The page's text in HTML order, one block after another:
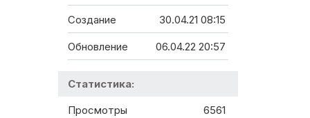
Создание 30.04.21 08:15
Обновление 06.04.22 20:57
Статистика:
Просмотры 6561